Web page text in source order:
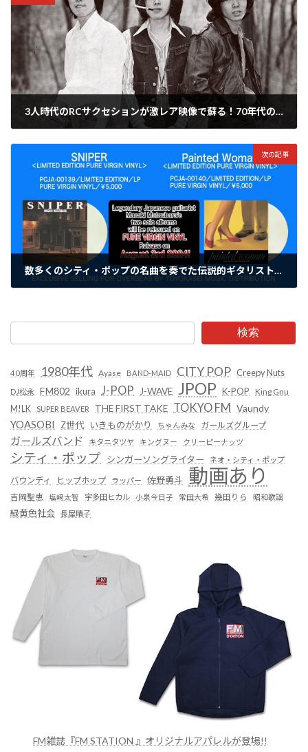
3人時代のRCサクセションが激レア映像で蘇る！70年代の人気音楽番組『ヤングインパルス』出演時のライブを最新技術で映像作品化！
次の記事
数多くのシティ・ポップの名曲を奏でた伝説的ギタリスト・松原正樹、ソロアルバム『SNIPER』と『Painted Woman』がアナログ盤で再発売！
検索
40周年 1980年代 Ayase BAND-MAID CITY POP Creepy Nuts
DJ松永 FM802 ikura J-POP J-WAVE JPOP K-POP
King Gnu
M!LK
SUPER BEAVER THE FIRST TAKE TOKYO FM Vaundy
YOASOBI Z世代 いきものがかり ちゃんみな ガールズグループ
ガールズバンド キタニタツヤ キングヌー クリーピーナッツ
シティ・ポップ シンガーソングライター ネオ・シティ・ポップ
バウンディ ヒップホップ ラッパー 佐野勇斗 動画あり
吉岡聖恵 塩﨑太智 宇多田ヒカル 小泉今日子 常田大希 幾田りら 昭和歌謡
緑黄色社会 長屋晴子
FM雑誌『FM STATION 』オリジナルアパレルが登場!!